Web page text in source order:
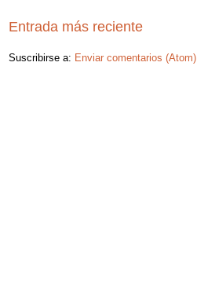
Entrada más reciente
Suscribirse a: Enviar comentarios (Atom)